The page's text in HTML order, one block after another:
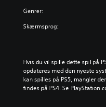
Genrer:
Skærmsprog:
Hvis du vil spille dette spil på
opdateres med den nyeste
kan spilles på PS5, mangler
findes på PS4. Se